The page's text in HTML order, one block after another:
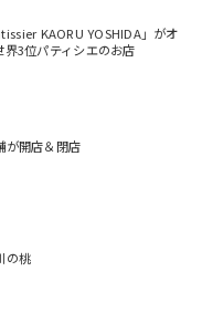
KAORU YOSHIDA」がオ
3位パティシエのお店
が開店＆閉店
の桃